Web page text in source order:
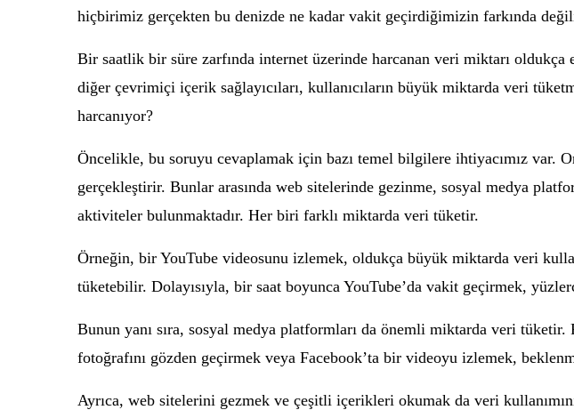
hiçbirimiz gerçekten bu denizde ne kadar vakit geçirdiğimizin farkında
Bir saatlik bir süre zarfında internet üzerinde harcanan veri miktarı
diğer çevrimiçi içerik sağlayıcıları, kullanıcıların büyük miktarda veri
harcanıyor?
Öncelikle, bu soruyu cevaplamak için bazı temel bilgilere ihtiyacımız var.
gerçekleştirir. Bunlar arasında web sitelerinde gezinme, sosyal medya
aktiviteler bulunmaktadır. Her biri farklı miktarda veri tüketir.
Örneğin, bir YouTube videosunu izlemek, oldukça büyük miktarda veri
tüketebilir. Dolayısıyla, bir saat boyunca YouTube’da vakit geçirmek,
Bunun yanı sıra, sosyal medya platformları da önemli miktarda veri
fotoğrafını gözden geçirmek veya Facebook’ta bir videoyu izlemek,
Ayrıca, web sitelerini gezmek ve çeşitli içerikleri okumak da veri